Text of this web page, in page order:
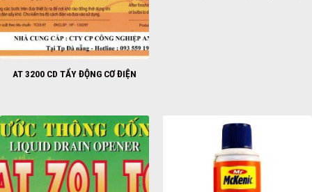
AT 3200 CD TẨY ĐỘNG CƠ ĐIỆN